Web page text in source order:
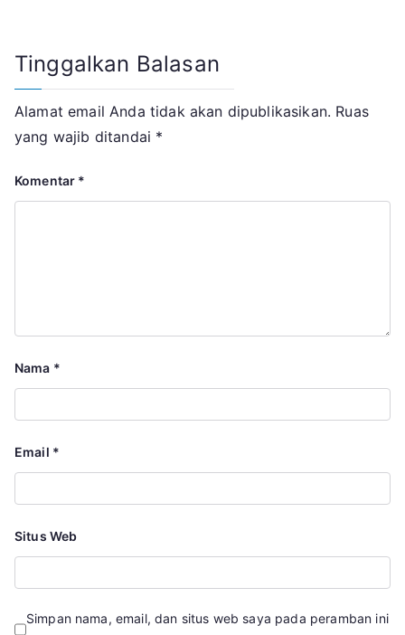
Tinggalkan Balasan
Alamat email Anda tidak akan dipublikasikan. Ruas
yang wajib ditandai *
Komentar *
Nama *
Email *
Situs Web
Simpan nama, email, dan situs web saya pada peramban ini